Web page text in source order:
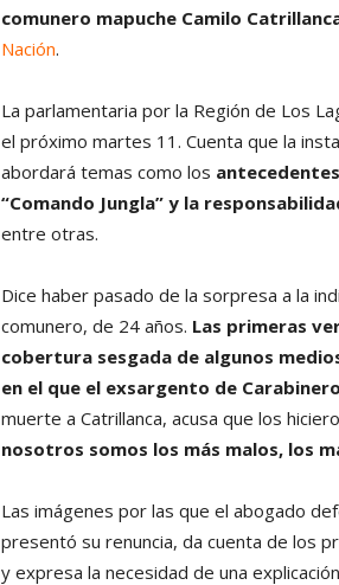
comunero mapuche Camilo
Nación.
La parlamentaria por la Región de Los
el próximo martes 11. Cuenta que la
abordará temas como los
“Comando Jungla” y la
entre otras.
Dice haber pasado de la sorpresa a la
comunero, de 24 años. Las primeras
cobertura sesgada de algunos
en el que el exsargento de
muerte a Catrillanca, acusa que los
nosotros somos los más malos, los
Las imágenes por las que el abogado
presentó su renuncia, da cuenta de los
y expresa la necesidad de una